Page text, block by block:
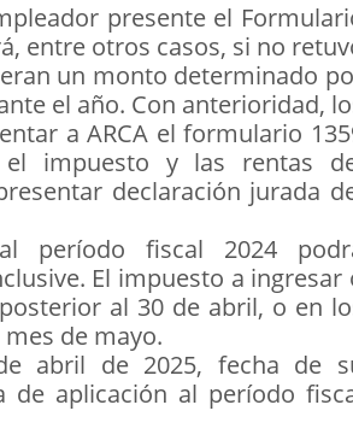
presente el
entre otros casos, si no
un monto determinado
el año. Con anterioridad,
a ARCA el formulario
el impuesto y las rentas
declaración jurada
período fiscal 2024
El impuesto a ingresar
al 30 de abril, o en
de mayo.
abril de 2025, fecha de
de aplicación al período